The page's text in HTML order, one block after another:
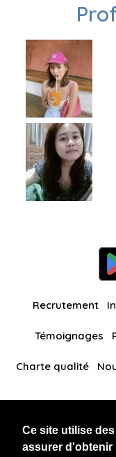
Ce site utilise
assurer d'obtenir
Recrutement
Témoignages
Charte qualité